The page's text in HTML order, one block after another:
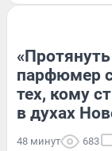
парфюмер
тех, кому
в духах
48 минут 683